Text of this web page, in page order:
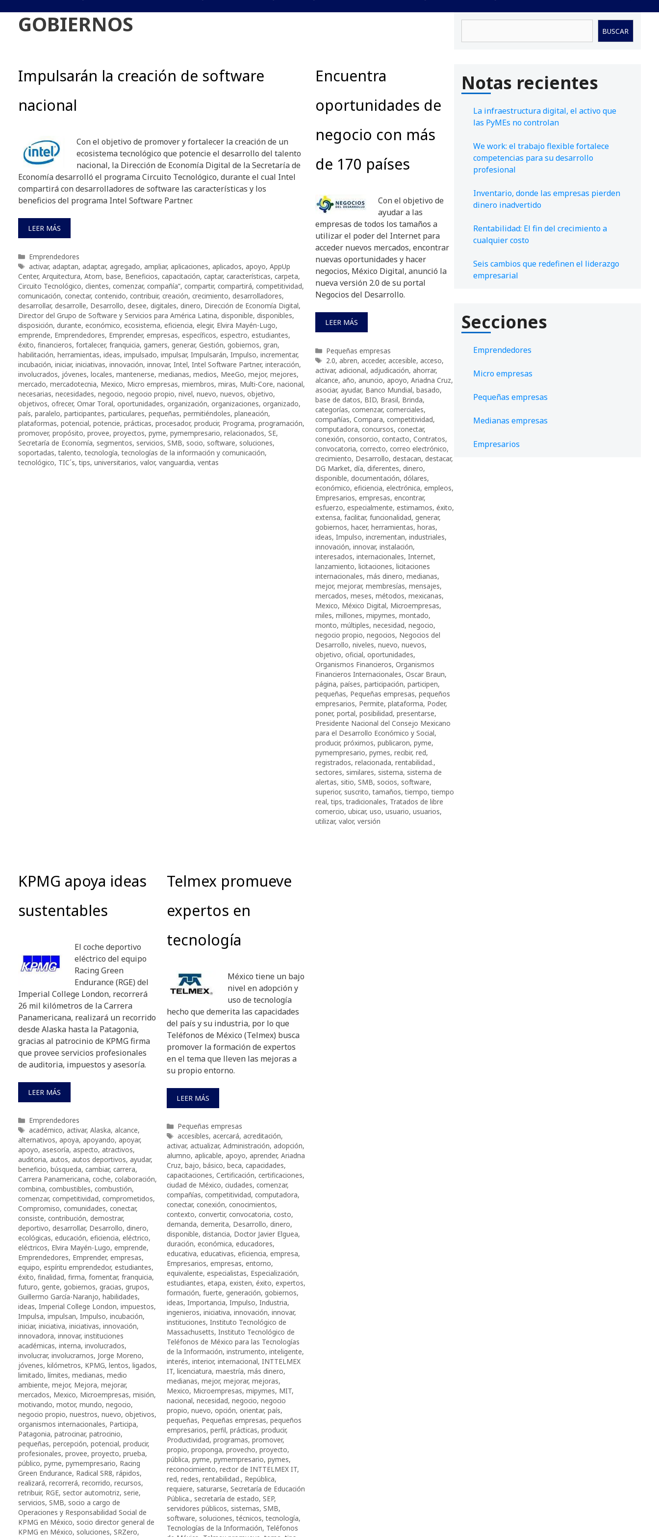
GOBIERNOS
Impulsarán la creación de software
nacional
Con el objetivo de promover y fortalecer la creación de un
ecosistema tecnológico que potencie el desarrollo del talento
nacional, la Dirección de Economía Digital de la Secretaría de
Economía desarrolló el programa Circuito Tecnológico, durante el cual Intel
compartirá con desarrolladores de software las características y los
beneficios del programa Intel Software Partner.
LEER MÁS
Categorías
Emprendedores
Etiquetas
activar, adaptan, adaptar, agregado, ampliar, aplicaciones, aplicados, apoyo, AppUp
Center, Arquitectura, Atom, base, Beneficios, capacitación, captar, características, carpeta,
Circuito Tecnológico, clientes, comenzar, compañía”, compartir, compartirá, competitividad,
comunicación, conectar, contenido, contribuir, creación, crecimiento, desarrolladores,
desarrollar, desarrolle, Desarrollo, desee, digitales, dinero, Dirección de Economía Digital,
Director del Grupo de Software y Servicios para América Latina, disponible, disponibles,
disposición, durante, económico, ecosistema, eficiencia, elegir, Elvira Mayén-Lugo,
emprende, Emprendedores, Emprender, empresas, específicos, espectro, estudiantes,
éxito, financieros, fortalecer, franquicia, gamers, generar, Gestión, gobiernos, gran,
habilitación, herramientas, ideas, impulsado, impulsar, Impulsarán, Impulso, incrementar,
incubación, iniciar, iniciativas, innovación, innovar, Intel, Intel Software Partner, interacción,
involucrados, jóvenes, locales, mantenerse, medianas, medios, MeeGo, mejor, mejores,
mercado, mercadotecnia, Mexico, Micro empresas, miembros, miras, Multi-Core, nacional,
necesarias, necesidades, negocio, negocio propio, nivel, nuevo, nuevos, objetivo,
objetivos, ofrecer, Omar Toral, oportunidades, organización, organizaciones, organizado,
país, paralelo, participantes, particulares, pequeñas, permitiéndoles, planeación,
plataformas, potencial, potencie, prácticas, procesador, producir, Programa, programación,
promover, propósito, provee, proyectos, pyme, pymempresario, relacionados, SE,
Secretaría de Economía, segmentos, servicios, SMB, socio, software, soluciones,
soportadas,talento,tecnología,tecnologías de la información y comunicación,
tecnológico, TIC´s,tips, universitarios, valor, vanguardia, ventas
Encuentra
oportunidades de
negocio con más
de 170 países
Con el objetivo de
ayudar a las
empresas de todos los tamaños a
utilizar el poder del Internet para
acceder nuevos mercados, encontrar
nuevas oportunidades y hacer
negocios, México Digital, anunció la
nueva versión 2.0 de su portal
Negocios del Desarrollo.
LEER MÁS
Categorías
Pequeñas empresas
Etiquetas
2.0, abren, acceder, accesible, acceso,
activar, adicional, adjudicación, ahorrar,
alcance, año, anuncio, apoyo, Ariadna Cruz,
asociar, ayudar, Banco Mundial, basado,
base de datos, BID, Brasil, Brinda,
categorías, comenzar, comerciales,
compañías, Compara, competitividad,
computadora, concursos, conectar,
conexión, consorcio, contacto, Contratos,
convocatoria, correcto, correo electrónico,
crecimiento, Desarrollo, destacan, destacar,
DG Market, día, diferentes, dinero,
disponible, documentación, dólares,
económico, eficiencia, electrónica, empleos,
Empresarios, empresas, encontrar,
esfuerzo, especialmente, estimamos, éxito,
extensa, facilitar, funcionalidad, generar,
gobiernos, hacer, herramientas, horas,
ideas, Impulso, incrementan, industriales,
innovación, innovar, instalación,
interesados, internacionales, Internet,
lanzamiento, licitaciones, licitaciones
internacionales, más dinero, medianas,
mejor, mejorar, membresías, mensajes,
mercados, meses, métodos, mexicanas,
Mexico, México Digital, Microempresas,
miles, millones, mipymes, montado,
monto, múltiples, necesidad, negocio,
negocio propio, negocios, Negocios del
Desarrollo, niveles, nuevo, nuevos,
objetivo, oficial, oportunidades,
Organismos Financieros, Organismos
Financieros Internacionales, Oscar Braun,
página, países, participación, participen,
pequeñas, Pequeñas empresas, pequeños
empresarios, Permite, plataforma, Poder,
poner, portal, posibilidad, presentarse,
Presidente Nacional del Consejo Mexicano
para el Desarrollo Económico y Social,
producir, próximos, publicaron, pyme,
pymempresario, pymes, recibir, red,
registrados, relacionada, rentabilidad.,
sectores, similares, sistema, sistema de
alertas, sitio, SMB, socios, software,
superior, suscrito,tamaños,tiempo,tiempo
real,tips,tradicionales, Tratados de libre
comercio, ubicar, uso, usuario, usuarios,
utilizar, valor, versión
KPMG apoya ideas
sustentables
El coche deportivo
eléctrico del equipo
Racing Green
Endurance (RGE) del
Imperial College London, recorrerá
26 mil kilómetros de la Carrera
Panamericana, realizará un recorrido
desde Alaska hasta la Patagonia,
gracias al patrocinio de KPMG firma
que provee servicios profesionales
de auditoria, impuestos y asesoría.
LEER MÁS
Categorías
Emprendedores
Etiquetas
académico, activar, Alaska, alcance,
alternativos, apoya, apoyando, apoyar,
apoyo, asesoría, aspecto, atractivos,
auditoria, autos, autos deportivos, ayudar,
beneficio, búsqueda, cambiar, carrera,
Carrera Panamericana, coche, colaboración,
combina, combustibles, combustión,
comenzar, competitividad, comprometidos,
Compromiso, comunidades, conectar,
consiste, contribución, demostrar,
deportivo, desarrollar, Desarrollo, dinero,
ecológicas, educación, eficiencia, eléctrico,
eléctricos, Elvira Mayén-Lugo, emprende,
Emprendedores, Emprender, empresas,
equipo, espíritu emprendedor, estudiantes,
éxito, finalidad, firma, fomentar, franquicia,
futuro, gente, gobiernos, gracias, grupos,
Guillermo García-Naranjo, habilidades,
ideas, Imperial College London, impuestos,
Impulsa, impulsan, Impulso, incubación,
iniciar, iniciativa, iniciativas, innovación,
innovadora, innovar, instituciones
académicas, interna, involucrados,
involucrar, involucrarnos, Jorge Moreno,
jóvenes, kilómetros, KPMG, lentos, ligados,
limitado, límites, medianas, medio
ambiente, mejor, Mejora, mejorar,
mercados, Mexico, Microempresas, misión,
motivando, motor, mundo, negocio,
negocio propio, nuestros, nuevo, objetivos,
organismos internacionales, Participa,
Patagonia, patrocinar, patrocinio,
pequeñas, percepción, potencial, producir,
profesionales, provee, proyecto, prueba,
público, pyme, pymempresario, Racing
Green Endurance, Radical SR8, rápidos,
realizará, recorrerá, recorrido, recursos,
retribuir, RGE, sector automotriz, serie,
servicios, SMB, socio a cargo de
Operaciones y Responsabilidad Social de
KPMG en México, socio director general de
KPMG en México, soluciones, SRZero,
Telmex promueve
expertos en
tecnología
México tiene un bajo
nivel en adopción y
uso de tecnología
hecho que demerita las capacidades
del país y su industria, por lo que
Teléfonos de México (Telmex) busca
promover la formación de expertos
en el tema que lleven las mejoras a
su propio entorno.
LEER MÁS
Categorías
Pequeñas empresas
Etiquetas
accesibles, acercará, acreditación,
activar, actualizar, Administración, adopción,
alumno, aplicable, apoyo, aprender, Ariadna
Cruz, bajo, básico, beca, capacidades,
capacitaciones, Certificación, certificaciones,
ciudad de México, ciudades, comenzar,
compañías, competitividad, computadora,
conectar, conexión, conocimientos,
contexto, convertir, convocatoria, costo,
demanda, demerita, Desarrollo, dinero,
disponible, distancia, Doctor Javier Elguea,
duración, económica, educadores,
educativa, educativas, eficiencia, empresa,
Empresarios, empresas, entorno,
equivalente, especialistas, Especialización,
estudiantes, etapa, existen, éxito, expertos,
formación, fuerte, generación, gobiernos,
ideas, Importancia, Impulso, Industria,
ingenieros, iniciativa, innovación, innovar,
instituciones, Instituto Tecnológico de
Massachusetts, Instituto Tecnológico de
Teléfonos de México para las Tecnologías
de la Información, instrumento, inteligente,
interés, interior, internacional, INTTELMEX
IT, licenciatura, maestría, más dinero,
medianas, mejor, mejorar, mejoras,
Mexico, Microempresas, mipymes, MIT,
nacional, necesidad, negocio, negocio
propio, nuevo, opción, orientar, país,
pequeñas, Pequeñas empresas, pequeños
empresarios, perfil, prácticas, producir,
Productividad, programas, promover,
propio, proponga, provecho, proyecto,
pública, pyme, pymempresario, pymes,
reconocimiento, rector de INTTELMEX IT,
red, redes, rentabilidad., República,
requiere, saturarse, Secretaría de Educación
Pública., secretaría de estado, SEP,
servidores públicos, sistemas, SMB,
software, soluciones,técnicos,tecnología,
Tecnologías de la Información, Teléfonos
BUSCAR
Notas recientes
La infraestructura digital, el activo que
las PyMEs no controlan
We work: el trabajo flexible fortalece
competencias para su desarrollo
profesional
Inventario, donde las empresas pierden
dinero inadvertido
Rentabilidad: El fin del crecimiento a
cualquier costo
Seis cambios que redefinen el liderazgo
empresarial
Secciones
Emprendedores
Micro empresas
Pequeñas empresas
Medianas empresas
Empresarios